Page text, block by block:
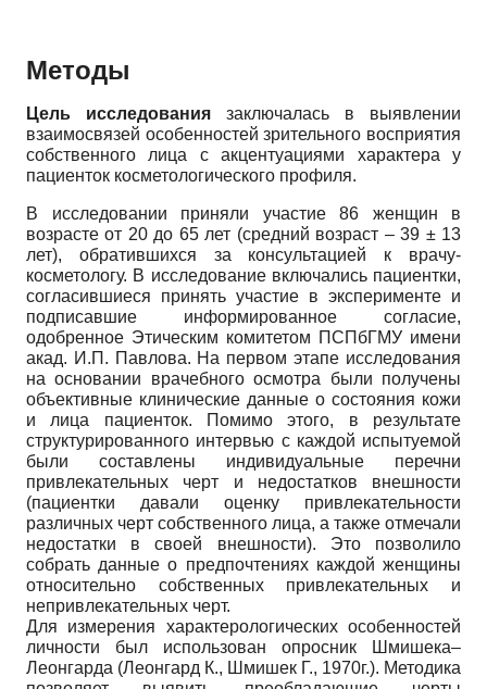
Методы
Цель исследования заключалась в выявлении
взаимосвязей особенностей зрительного восприятия
собственного лица с акцентуациями характера у
пациенток косметологического профиля.
В исследовании приняли участие 86 женщин в
возрасте от 20 до 65 лет (средний возраст – 39 ± 13
лет), обратившихся за консультацией к врачу-
косметологу. В исследование включались пациентки,
согласившиеся принять участие в эксперименте и
подписавшие информированное согласие,
одобренное Этическим комитетом ПСПбГМУ имени
акад. И.П. Павлова. На первом этапе исследования
на основании врачебного осмотра были получены
объективные клинические данные о состояния кожи
и лица пациенток. Помимо этого, в результате
структурированного интервью с каждой испытуемой
были составлены индивидуальные перечни
привлекательных черт и недостатков внешности
(пациентки давали оценку привлекательности
различных черт собственного лица, а также отмечали
недостатки в своей внешности). Это позволило
собрать данные о предпочтениях каждой женщины
относительно собственных привлекательных и
непривлекательных черт.
Для измерения характерологических особенностей
личности был использован опросник Шмишека–
Леонгарда (Леонгард К., Шмишек Г., 1970г.). Методика